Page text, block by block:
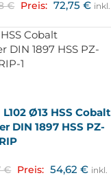
€ Preis: 72,75€ inkl.
Ø13 HSS Cobalt
DIN 1897 HSS PZ-
€ Preis: 54,62€ inkl.